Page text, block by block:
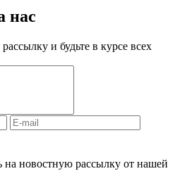
нас
и будьте в курсе всех
новостную рассылку от нашей